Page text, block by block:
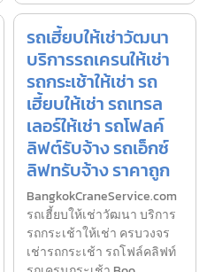
รถเฮี้ยบให้เช่าวัฒนา
บริการรถเครนให้เช่า
รถกระเช้าให้เช่า รถ
เฮี้ยบให้เช่า รถเทรล
เลอร์ให้เช่า รถโฟลค์
ลิฟต์รับจ้าง รถเอ็กซ์
ลิฟทรับจ้าง ราคาถูก
BangkokCraneService.com
รถเฮี้ยบให้เช่าวัฒนา บริการ
รถกระเช้าให้เช่า ครบวงจร
เช่ารถกระเช้า รถโฟล์คลิฟท์